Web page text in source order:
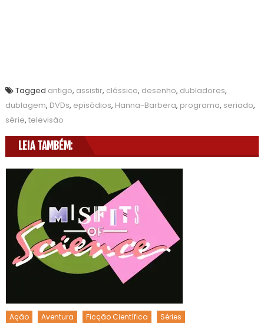
Tagged antigo, assistir, clássico, desenho, dubladores,
dublagem, DVDs, episódios, Hanna-Barbera, programa, seriado,
série, televisão
LEIA TAMBÉM:
Ação Aventura Ficção Científica Séries